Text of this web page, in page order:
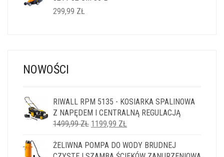
299,99 ZŁ
NOWOŚCI
RIWALL RPM 5135 - KOSIARKA SPALINOWA
Z NAPĘDEM I CENTRALNĄ REGULACJĄ
1499,99ZŁ PIERWOTNA
WYNOSIŁA:
1199,99 ZŁ
WYNOSI:
ŻELIWNA POMPA DO WODY BRUDNEJ